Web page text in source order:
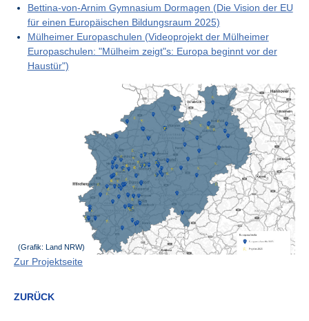
Bettina-von-Arnim Gymnasium Dormagen (Die Vision der EU
für einen Europäischen Bildungsraum 2025)
Mülheimer Europaschulen (Videoprojekt der Mülheimer
Europaschulen: "Mülheim zeigt"s: Europa beginnt vor der
Haustür")
(Grafik: Land NRW)
Zur Projektseite
ZURÜCK